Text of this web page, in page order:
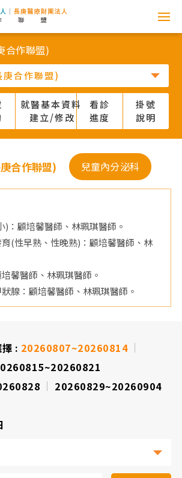
合作聯盟)
就醫基本資料
建立/修改
看診
進度
掛號
說明
合作聯盟) 兒童內分泌科
)：顧培馨醫師、林珮琪醫師。
(性早熟、性晚熟)：顧培馨醫師、林
馨醫師、林珮琪醫師。
腺：顧培馨醫師、林珮琪醫師。
: 20260807~20260814
20260829~20260904